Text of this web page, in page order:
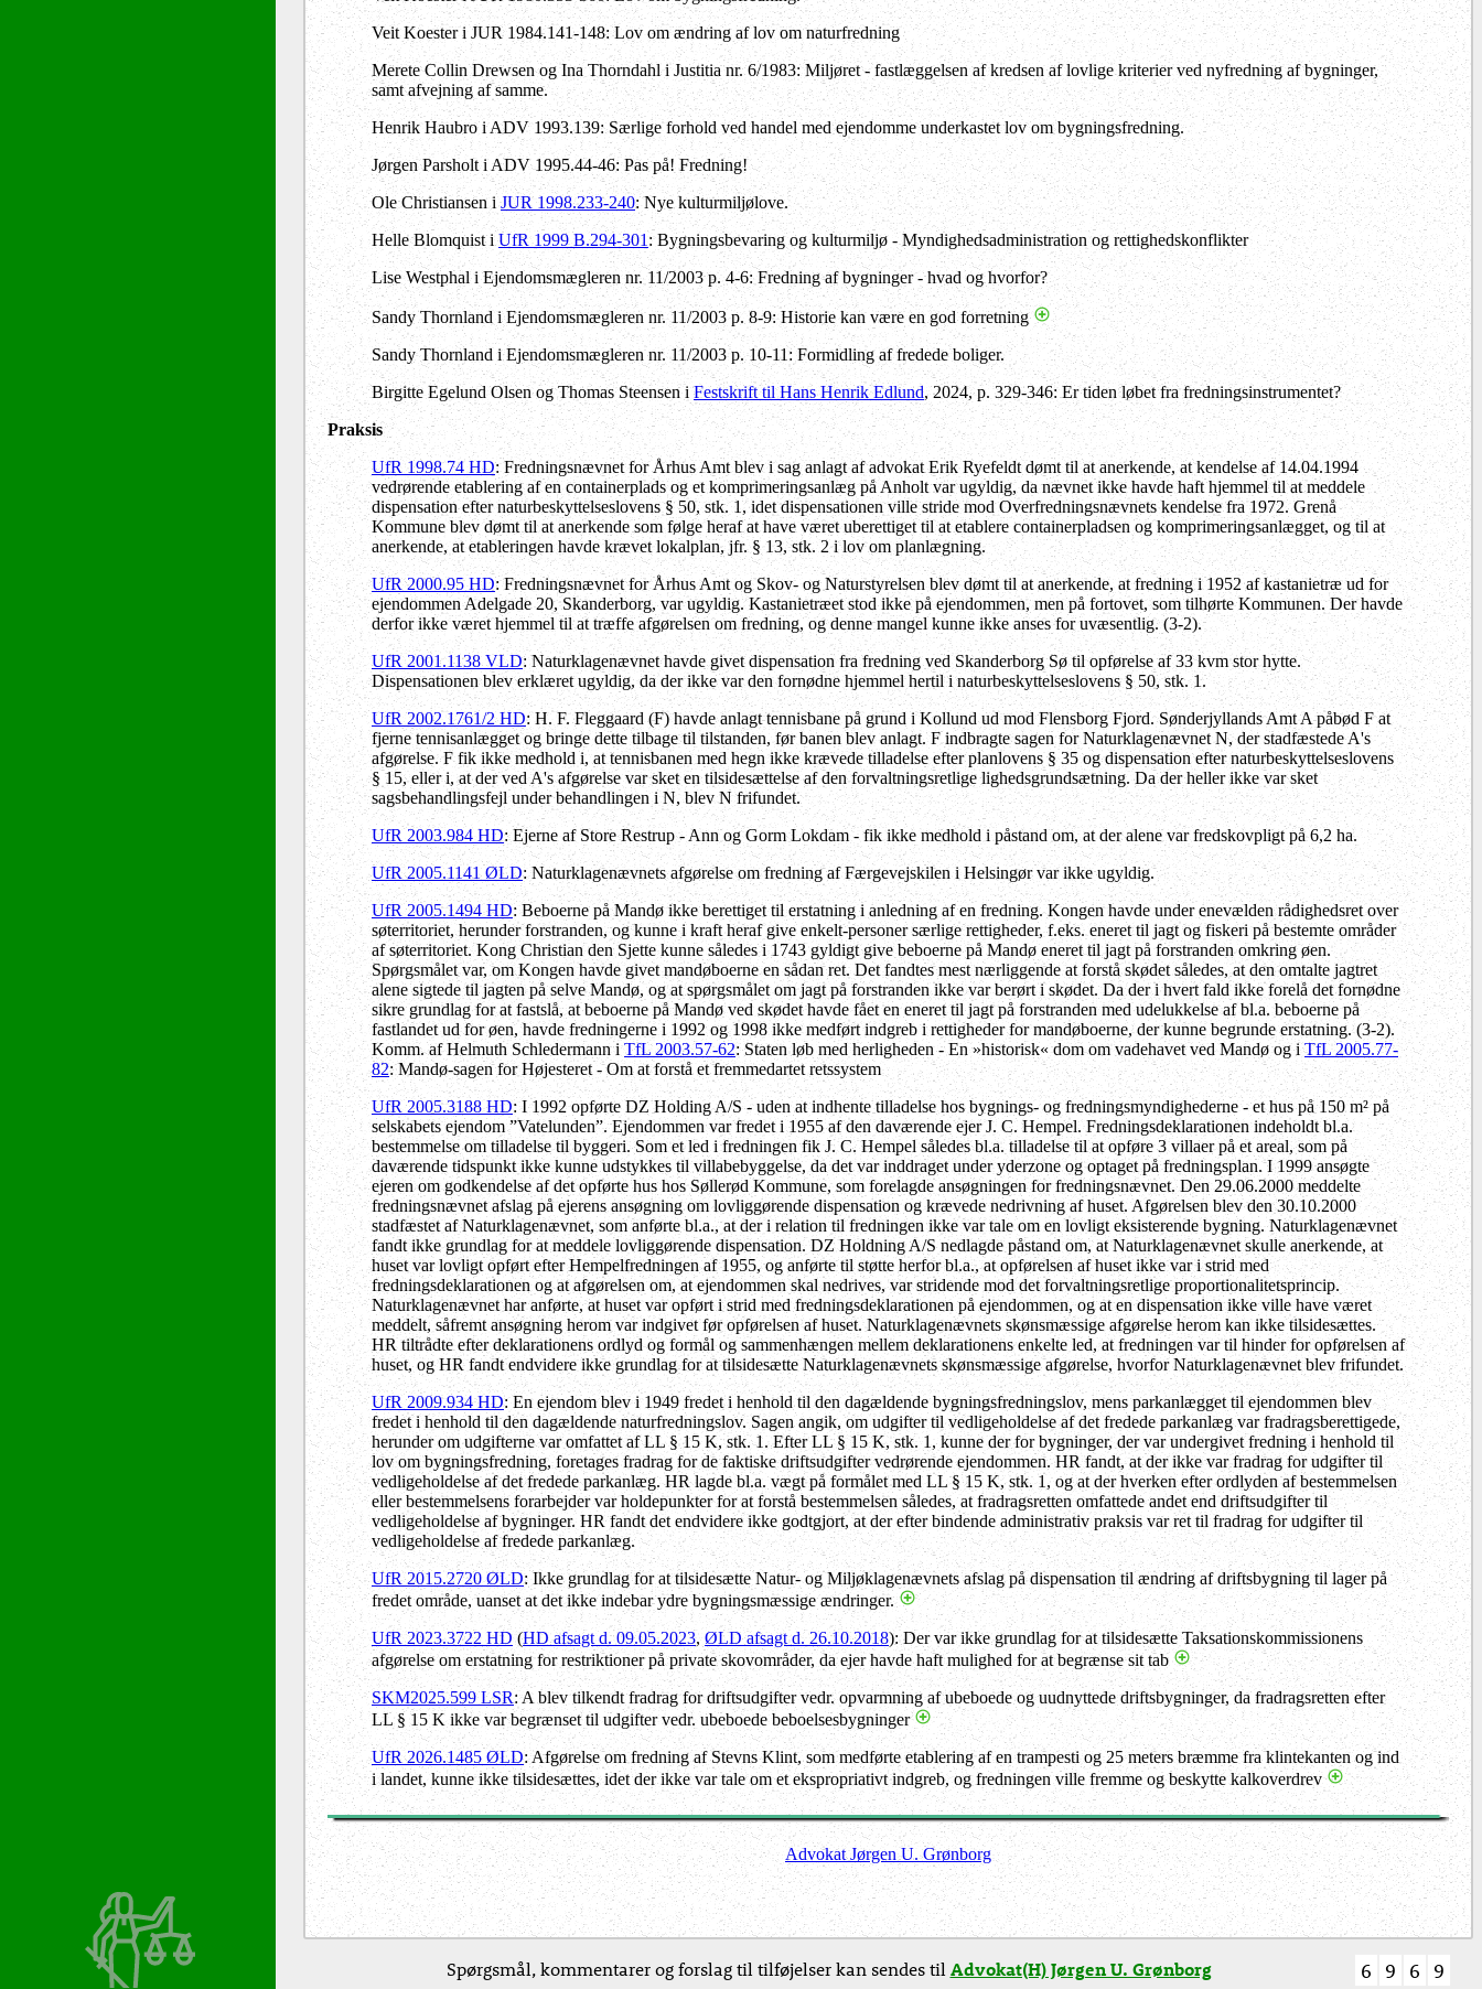
Veit Koester i JUR 1984.141-148: Lov om ændring af lov om naturfredning
Merete Collin Drewsen og Ina Thorndahl i Justitia nr. 6/1983: Miljøret - fastlæggelsen af kredsen af lovlige kriterier ved nyfredning af bygninger,
samt afvejning af samme.
Henrik Haubro i ADV 1993.139: Særlige forhold ved handel med ejendomme underkastet lov om bygningsfredning.
Jørgen Parsholt i ADV 1995.44-46: Pas på! Fredning!
Ole Christiansen iJUR 1998.233-240: Nye kulturmiljølove.
Helle Blomquist iUfR 1999 B.294-301 : Bygningsbevaring og kulturmiljø - Myndighedsadministration og rettighedskonflikter
Lise Westphal i Ejendomsmægleren nr. 11/2003 p. 4-6: Fredning af bygninger - hvad og hvorfor?
Sandy Thornland i Ejendomsmægleren nr. 11/2003 p. 8-9: Historie kan være en god forretning
Sandy Thornland i Ejendomsmægleren nr. 11/2003 p. 10-11: Formidling af fredede boliger.
Birgitte Egelund Olsen og Thomas Steensen iFestskrift til Hans Henrik Edlund, 2024, p. 329-346: Er tiden løbet fra fredningsinstrumentet?
Praksis
UfR 1998.74 HD: Fredningsnævnet for Århus Amt blev i sag anlagt af advokat Erik Ryefeldt dømt til at anerkende, at kendelse af 14.04.1994
vedrørende etablering af en containerplads og et komprimeringsanlæg på Anholt var ugyldig, da nævnet ikke havde haft hjemmel til at meddele
dispensation efter naturbeskyttelseslovens § 50, stk. 1, idet dispensationen ville stride mod Overfredningsnævnets kendelse fra 1972. Grenå
Kommune blev dømt til at anerkende som følge heraf at have været uberettiget til at etablere containerpladsen og komprimeringsanlægget, og til at
anerkende, at etableringen havde krævet lokalplan, jfr. § 13, stk. 2 i lov om planlægning.
UfR 2000.95 HD: Fredningsnævnet for Århus Amt og Skov- og Naturstyrelsen blev dømt til at anerkende, at fredning i 1952 af kastanietræ ud for
ejendommen Adelgade 20, Skanderborg, var ugyldig. Kastanietræet stod ikke på ejendommen, men på fortovet, som tilhørte Kommunen. Der havde
derfor ikke været hjemmel til at træffe afgørelsen om fredning, og denne mangel kunne ikke anses for uvæsentlig. (3-2).
UfR 2001.1138 VLD: Naturklagenævnet havde givet dispensation fra fredning ved Skanderborg Sø til opførelse af 33 kvm stor hytte.
Dispensationen blev erklæret ugyldig, da der ikke var den fornødne hjemmel hertil i naturbeskyttelseslovens § 50, stk. 1.
UfR 2002.1761/2 HD: H. F. Fleggaard (F) havde anlagt tennisbane på grund i Kollund ud mod Flensborg Fjord. Sønderjyllands Amt A påbød F at
fjerne tennisanlægget og bringe dette tilbage til tilstanden, før banen blev anlagt. F indbragte sagen for Naturklagenævnet N, der stadfæstede A's
afgørelse. F fik ikke medhold i, at tennisbanen med hegn ikke krævede tilladelse efter planlovens § 35 og dispensation efter naturbeskyttelseslovens
§ 15, eller i, at der ved A's afgørelse var sket en tilsidesættelse af den forvaltningsretlige lighedsgrundsætning. Da der heller ikke var sket
sagsbehandlingsfejl under behandlingen i N, blev N frifundet.
UfR 2003.984 HD: Ejerne af Store Restrup - Ann og Gorm Lokdam - fik ikke medhold i påstand om, at der alene var fredskovpligt på 6,2 ha.
UfR 2005.1141 ØLD: Naturklagenævnets afgørelse om fredning af Færgevejskilen i Helsingør var ikke ugyldig.
UfR 2005.1494 HD: Beboerne på Mandø ikke berettiget til erstatning i anledning af en fredning. Kongen havde under enevælden rådighedsret over
søterritoriet, herunder forstranden, og kunne i kraft heraf give enkelt-personer særlige rettigheder, f.eks. eneret til jagt og fiskeri på bestemte områder
af søterritoriet. Kong Christian den Sjette kunne således i 1743 gyldigt give beboerne på Mandø eneret til jagt på forstranden omkring øen.
Spørgsmålet var, om Kongen havde givet mandøboerne en sådan ret. Det fandtes mest nærliggende at forstå skødet således, at den omtalte jagtret
alene sigtede til jagten på selve Mandø, og at spørgsmålet om jagt på forstranden ikke var berørt i skødet. Da der i hvert fald ikke forelå det fornødne
sikre grundlag for at fastslå, at beboerne på Mandø ved skødet havde fået en eneret til jagt på forstranden med udelukkelse af bl.a. beboerne på
fastlandet ud for øen, havde fredningerne i 1992 og 1998 ikke medført indgreb i rettigheder for mandøboerne, der kunne begrunde erstatning. (3-2).
Komm. af Helmuth Schledermann iTfL 2003.57-62: Staten løb med herligheden - En »historisk« dom om vadehavet ved Mandø og iTfL 2005.77-
82: Mandø-sagen for Højesteret - Om at forstå et fremmedartet retssystem
UfR 2005.3188 HD: I 1992 opførte DZ Holding A/S - uden at indhente tilladelse hos bygnings- og fredningsmyndighederne - et hus på 150 m² på
selskabets ejendom ”Vatelunden”. Ejendommen var fredet i 1955 af den daværende ejer J. C. Hempel. Fredningsdeklarationen indeholdt bl.a.
bestemmelse om tilladelse til byggeri. Som et led i fredningen fik J. C. Hempel således bl.a. tilladelse til at opføre 3 villaer på et areal, som på
daværende tidspunkt ikke kunne udstykkes til villabebyggelse, da det var inddraget under yderzone og optaget på fredningsplan. I 1999 ansøgte
ejeren om godkendelse af det opførte hus hos Søllerød Kommune, som forelagde ansøgningen for fredningsnævnet. Den 29.06.2000 meddelte
fredningsnævnet afslag på ejerens ansøgning om lovliggørende dispensation og krævede nedrivning af huset. Afgørelsen blev den 30.10.2000
stadfæstet af Naturklagenævnet, som anførte bl.a., at der i relation til fredningen ikke var tale om en lovligt eksisterende bygning. Naturklagenævnet
fandt ikke grundlag for at meddele lovliggørende dispensation. DZ Holdning A/S nedlagde påstand om, at Naturklagenævnet skulle anerkende, at
huset var lovligt opført efter Hempelfredningen af 1955, og anførte til støtte herfor bl.a., at opførelsen af huset ikke var i strid med
fredningsdeklarationen og at afgørelsen om, at ejendommen skal nedrives, var stridende mod det forvaltningsretlige proportionalitetsprincip.
Naturklagenævnet har anførte, at huset var opført i strid med fredningsdeklarationen på ejendommen, og at en dispensation ikke ville have været
meddelt, såfremt ansøgning herom var indgivet før opførelsen af huset. Naturklagenævnets skønsmæssige afgørelse herom kan ikke tilsidesættes.
HR tiltrådte efter deklarationens ordlyd og formål og sammenhængen mellem deklarationens enkelte led, at fredningen var til hinder for opførelsen af
huset, og HR fandt endvidere ikke grundlag for at tilsidesætte Naturklagenævnets skønsmæssige afgørelse, hvorfor Naturklagenævnet blev frifundet.
UfR 2009.934 HD: En ejendom blev i 1949 fredet i henhold til den dagældende bygningsfredningslov, mens parkanlægget til ejendommen blev
fredet i henhold til den dagældende naturfredningslov. Sagen angik, om udgifter til vedligeholdelse af det fredede parkanlæg var fradragsberettigede,
herunder om udgifterne var omfattet af LL § 15 K, stk. 1. Efter LL § 15 K, stk. 1, kunne der for bygninger, der var undergivet fredning i henhold til
lov om bygningsfredning, foretages fradrag for de faktiske driftsudgifter vedrørende ejendommen. HR fandt, at der ikke var fradrag for udgifter til
vedligeholdelse af det fredede parkanlæg. HR lagde bl.a. vægt på formålet med LL § 15 K, stk. 1, og at der hverken efter ordlyden af bestemmelsen
eller bestemmelsens forarbejder var holdepunkter for at forstå bestemmelsen således, at fradragsretten omfattede andet end driftsudgifter til
vedligeholdelse af bygninger. HR fandt det endvidere ikke godtgjort, at der efter bindende administrativ praksis var ret til fradrag for udgifter til
vedligeholdelse af fredede parkanlæg.
UfR 2015.2720 ØLD: Ikke grundlag for at tilsidesætte Natur- og Miljøklagenævnets afslag på dispensation til ændring af driftsbygning til lager på
fredet område, uanset at det ikke indebar ydre bygningsmæssige ændringer.
UfR 2023.3722 HD (HD afsagt d. 09.05.2023, ØLD afsagt d. 26.10.2018): Der var ikke grundlag for at tilsidesætte Taksationskommissionens
afgørelse om erstatning for restriktioner på private skovområder, da ejer havde haft mulighed for at begrænse sit tab
SKM2025.599 LSR: A blev tilkendt fradrag for driftsudgifter vedr. opvarmning af ubeboede og uudnyttede driftsbygninger, da fradragsretten efter
LL § 15 K ikke var begrænset til udgifter vedr. ubeboede beboelsesbygninger
UfR 2026.1485 ØLD: Afgørelse om fredning af Stevns Klint, som medførte etablering af en trampesti og 25 meters bræmme fra klintekanten og ind
i landet, kunne ikke tilsidesættes, idet der ikke var tale om et ekspropriativt indgreb, og fredningen ville fremme og beskytte kalkoverdrev
Advokat Jørgen U. Grønborg
Spørgsmål, kommentarer og forslag til tilføjelser kan sendes til Advokat(H) Jørgen U. Grønborg 6 9 6 9